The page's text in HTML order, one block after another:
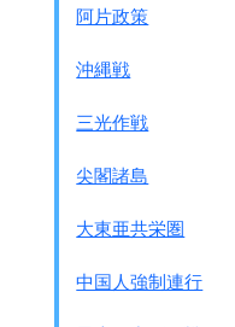
阿片政策
沖縄戦
三光作戦
尖閣諸島
大東亜共栄圏
中国人強制連行